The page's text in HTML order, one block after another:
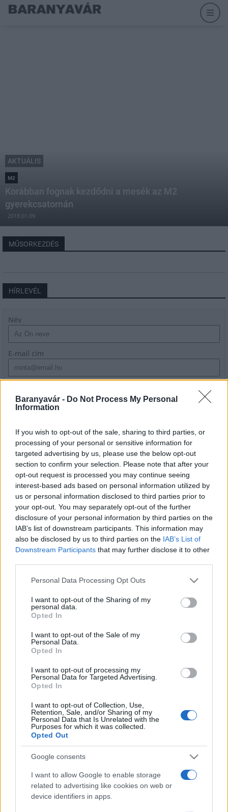
Baranyavár - Do Not Process My Personal
Information
If you wish to opt-out of the sale, sharing to third parties, or
processing of your personal or sensitive information for
targeted advertising by us, please use the below opt-out
section to confirm your selection. Please note that after your
opt-out request is processed you may continue seeing
interest-based ads based on personal information utilized by
us or personal information disclosed to third parties prior to
your opt-out. You may separately opt-out of the further
disclosure of your personal information by third parties on the
IAB’s list of downstream participants. This information may
also be disclosed by us to third parties on the IAB’s List of
Downstream Participants that may further disclose it to other
Please note that this website/app uses one or more Google
not limited to your visit or usage behaviour. You may click to
grant or deny consent to Google and its third-party tags to
use your data for below specified purposes in below Google
consent section.
Personal Data Processing Opt Outs
I want to opt-out of the Sharing of my
personal data.
Opted In
I want to opt-out of the Sale of my
Personal Data.
Opted In
I want to opt-out of processing my
Personal Data for Targeted Advertising.
Opted In
I want to opt-out of Collection, Use,
Retention, Sale, and/or Sharing of my
Personal Data that Is Unrelated with the
Purposes for which it was collected.
Opted Out
Google consents
I want to allow Google to enable storage
related to advertising like cookies on web or
device identifiers in apps.
AKTUÁLIS
M2
Korábban fognak kezdődni a mesék az M2
gyerekcsatornán
2018.01.09
MŰSORKEZDÉS
HÍRLEVÉL
Név
E-mail cím
szabályzatot!
HÍRDETÉS
LEGFRISSEBB
Helyi hírek
Amire többmillióan vártunk: szombattól
másodfokúra csökken a riasztás
Országos hírek
továbbképzésekkel erősít a Gál Ferenc
Egyetem
Országos hírek
HÍRDETÉS
HÍRDETÉS